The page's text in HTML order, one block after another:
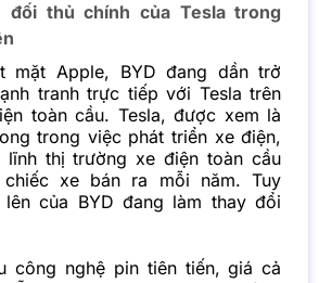
đối thủ chính của Tesla trong
mặt Apple, BYD đang dần trở
tranh trực tiếp với Tesla trên
toàn cầu. Tesla, được xem là
trong việc phát triển xe điện,
lĩnh thị trường xe điện toàn cầu
xe bán ra mỗi năm. Tuy
lên của BYD đang làm thay đổi
công nghệ pin tiên tiến, giá cả